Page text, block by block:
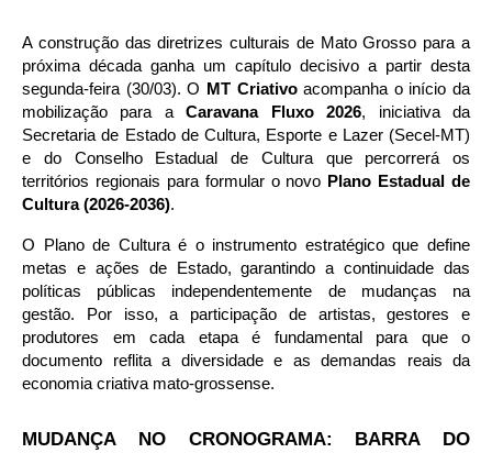
A construção das diretrizes culturais de Mato Grosso para a
próxima década ganha um capítulo decisivo a partir desta
segunda-feira (30/03). O MT Criativo acompanha o início da
mobilização para a Caravana Fluxo 2026, iniciativa da
Secretaria de Estado de Cultura, Esporte e Lazer (Secel-MT)
e do Conselho Estadual de Cultura que percorrerá os
territórios regionais para formular o novo Plano Estadual de
Cultura (2026-2036).
O Plano de Cultura é o instrumento estratégico que define
metas e ações de Estado, garantindo a continuidade das
políticas públicas independentemente de mudanças na
gestão. Por isso, a participação de artistas, gestores e
produtores em cada etapa é fundamental para que o
documento reflita a diversidade e as demandas reais da
economia criativa mato-grossense.
MUDANÇA NO CRONOGRAMA: BARRA DO